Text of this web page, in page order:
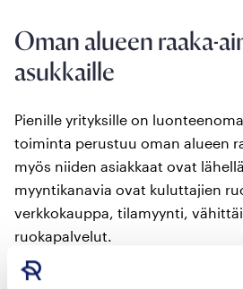
Oman alueen raaka-
asukkaille
Pienille yrityksille on
toiminta perustuu oman alueen
myös niiden asiakkaat ovat
myyntikanavia ovat kuluttajien
verkkokauppa, tilamyynti,
ruokapalvelut.
Vähittäiskauppa on viime